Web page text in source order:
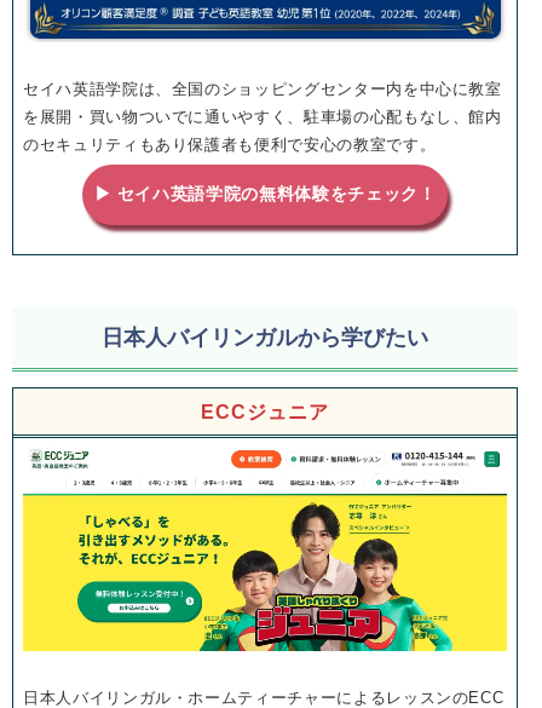
セイハ英語学院は、全国のショッピングセンター内を中心に教室
を展開・買い物ついでに通いやすく、駐車場の心配もなし、館内
のセキュリティもあり保護者も便利で安心の教室です。
▶ セイハ英語学院の無料体験をチェック！
日本人バイリンガルから学びたい
ECCジュニア
日本人バイリンガル・ホームティーチャーによるレッスンのECC